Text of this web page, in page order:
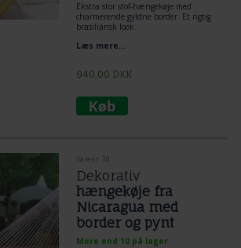
Ekstra stor stof-hængekøje med
charmerende gyldne border. Et rigtig
brasiliansk look.
Læs mere...
940,00 DKK
Varenr. 30
Dekorativ
hængekøje fra
Nicaragua med
border og pynt
Mere end 10 på lager